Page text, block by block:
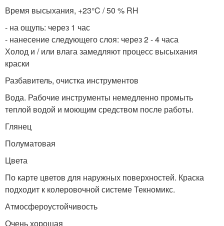
Время высыхания, +23°C / 50 % RH
- на ощупь: через 1 час
- нанесение следующего слоя: через 2 - 4 часа
Холод и / или влага замедляют процесс высыхания
краски
Разбавитель, очистка инструментов
Вода. Рабочие инструменты немедленно промыть
теплой водой и моющим средством после работы.
Глянец
Полуматовая
Цвета
По карте цветов для наружных поверхностей. Краска
подходит к колеровочной системе Текномикс.
Атмосфероустойчивость
Очень хорошая